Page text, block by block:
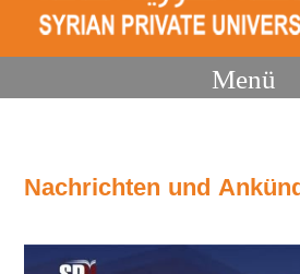
Menü
Nachrichten und